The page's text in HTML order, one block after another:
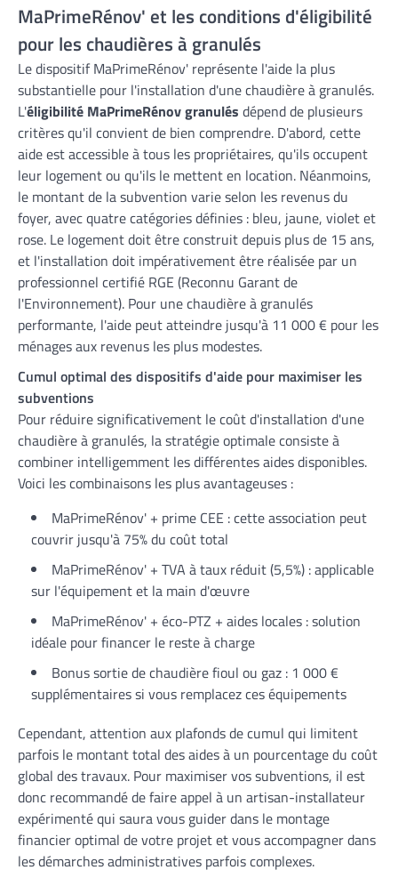
MaPrimeRénov' et les conditions d'éligibilité
pour les chaudières à granulés
Le dispositif MaPrimeRénov' représente l'aide la plus
substantielle pour l'installation d'une chaudière à granulés.
L'éligibilité MaPrimeRénov granulés dépend de plusieurs
critères qu'il convient de bien comprendre. D'abord, cette
aide est accessible à tous les propriétaires, qu'ils occupent
leur logement ou qu'ils le mettent en location. Néanmoins,
le montant de la subvention varie selon les revenus du
foyer, avec quatre catégories définies : bleu, jaune, violet et
rose. Le logement doit être construit depuis plus de 15 ans,
et l'installation doit impérativement être réalisée par un
professionnel certifié RGE (Reconnu Garant de
l'Environnement). Pour une chaudière à granulés
performante, l'aide peut atteindre jusqu'à 11 000 € pour les
ménages aux revenus les plus modestes.
Cumul optimal des dispositifs d'aide pour maximiser les
subventions
Pour réduire significativement le coût d'installation d'une
chaudière à granulés, la stratégie optimale consiste à
combiner intelligemment les différentes aides disponibles.
Voici les combinaisons les plus avantageuses :
MaPrimeRénov' + prime CEE : cette association peut
couvrir jusqu'à 75% du coût total
MaPrimeRénov' + TVA à taux réduit (5,5%) : applicable
sur l'équipement et la main d'œuvre
MaPrimeRénov' + éco-PTZ + aides locales : solution
idéale pour financer le reste à charge
Bonus sortie de chaudière fioul ou gaz : 1 000 €
supplémentaires si vous remplacez ces équipements
Cependant, attention aux plafonds de cumul qui limitent
parfois le montant total des aides à un pourcentage du coût
global des travaux. Pour maximiser vos subventions, il est
donc recommandé de faire appel à un artisan-installateur
expérimenté qui saura vous guider dans le montage
financier optimal de votre projet et vous accompagner dans
les démarches administratives parfois complexes.